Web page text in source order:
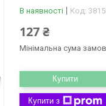
В наявності Код:
127 ₴
Мінімальна сума
Купити
Купити з